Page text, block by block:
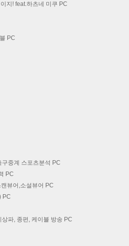
지! feat.하츠네 미쿠 PC
PC
중계 스포츠분석 PC
PC
뷰어,소설뷰어 PC
PC
파, 종편, 케이블 방송 PC